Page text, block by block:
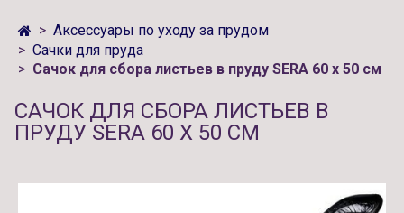
Аксессуары по уходу за прудом
Сачки для пруда
Сачок для сбора листьев в пруду SERA 60 x 50 см
САЧОК ДЛЯ СБОРА ЛИСТЬЕВ В
ПРУДУ SERA 60 X 50 СМ